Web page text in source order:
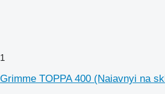
1
Grimme TOPPA 400 (Naiavnyi na